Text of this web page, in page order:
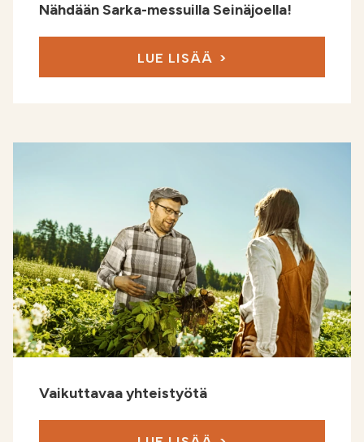
Nähdään Sarka-messuilla Seinäjoella!
LUE LISÄÄ
Vaikuttavaa yhteistyötä